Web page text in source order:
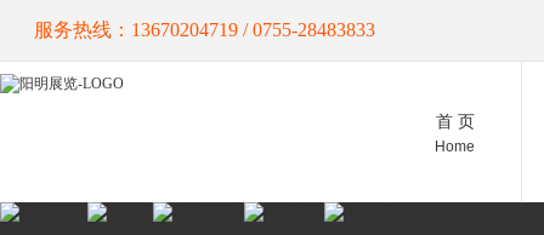
服务热线：13670204719 / 0755-28483833
首 页
Home